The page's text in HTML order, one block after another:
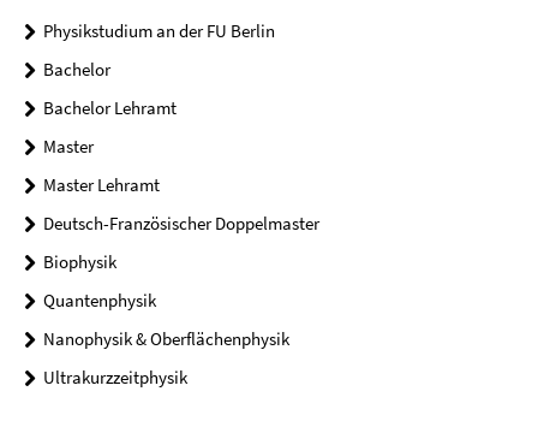
Physikstudium an der FU Berlin
Bachelor
Bachelor Lehramt
Master
Master Lehramt
Deutsch-Französischer Doppelmaster
Biophysik
Quantenphysik
Nanophysik & Oberflächenphysik
Ultrakurzzeitphysik